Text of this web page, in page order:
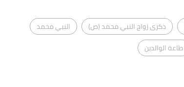
ذكرى زواج النبي محمد (ص)
النبي محمد
طاعة الوالدين